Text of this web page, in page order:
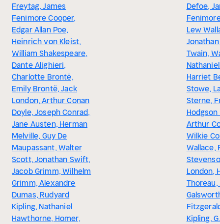
Freytag, James
Fenimore Cooper,
Edgar Allan Poe,
Heinrich von Kleist,
William Shakespeare,
Dante Alighieri,
Charlotte Brontë,
Emily Brontë, Jack
London, Arthur Conan
Doyle, Joseph Conrad,
Jane Austen, Herman
Melville, Guy De
Maupassant, Walter
Scott, Jonathan Swift,
Jacob Grimm, Wilhelm
Grimm, Alexandre
Dumas, Rudyard
Kipling, Nathaniel
Hawthorne, Homer,
Defoe,
Lew
Twain,
Harriet
Stowe,
Sterne,
Arthur
Wilkie
Wallace,
London,
Thoreau,
Kipling,